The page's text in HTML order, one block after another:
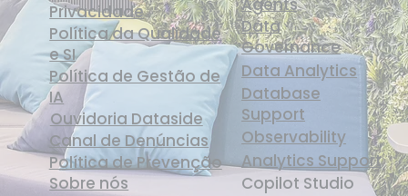
Agents
Data
Governance
Data Analytics
Database
Support
Observability
Analytics Support
Copilot Studio
Privacidade
Política da Qualidade
e SI
Política de Gestão de
IA
Ouvidoria Dataside
Canal de Denúncias
Política de Prevenção
Sobre nós